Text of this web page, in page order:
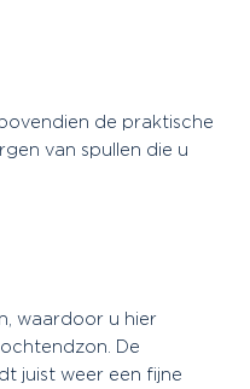
de praktische
van spullen die u
waardoor u hier
De
juist weer een fijne